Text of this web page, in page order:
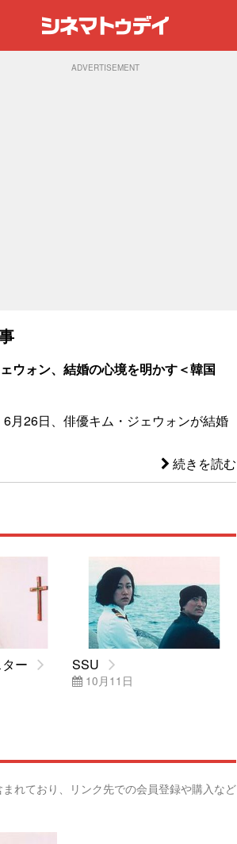
ADVERTISEMENT
ウォン、結婚の心境を明かす＜韓国
6月26日、俳優キム・ジェウォンが結婚
続きを読む
ー SSU
10月11日
れており、リンク先での会員登録や購入など